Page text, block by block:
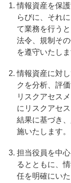
情報資産を保
らびに、それ
て業務を行う
法令、規制そ
を遵守いたしま
情報資産に対
クを分析、評
リスクアセス
にリスクアセ
結果に基づき
施いたします。
担当役員を中
るとともに、
任を明確にい